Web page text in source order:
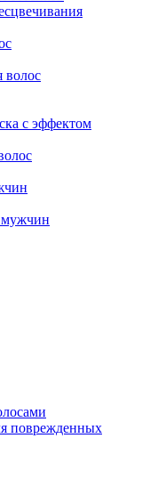
волос
с эффектом
мужчин
поврежденных